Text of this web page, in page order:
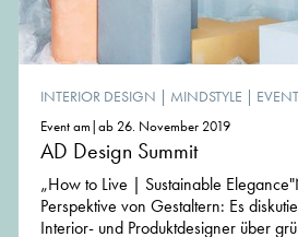
INTERIOR DESIGN | MINDSTYLE |
Event am|ab 26. November 2019
AD Design Summit
„How to Live | Sustainable
Perspektive von Gestaltern: Es
Interior- und Produktdesigner über